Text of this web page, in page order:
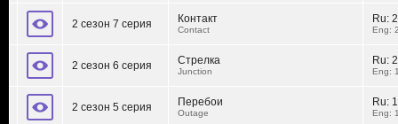
2 сезон 7 серия Контакт
Contact
Ru:
Eng:
2 сезон 6 серия Стрелка
Junction
Ru:
Eng:
2 сезон 5 серия Перебои
Outage
Ru:
Eng: